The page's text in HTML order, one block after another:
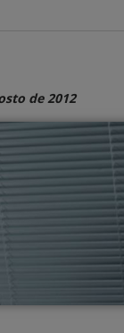
de 2012